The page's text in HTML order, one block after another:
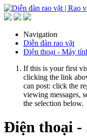
Navigation
Diễn đàn rao vặt
Điện thoại - Máy
If this is your first
clicking the link
can post: click the
viewing messages,
the selection below.
Điện thoại -